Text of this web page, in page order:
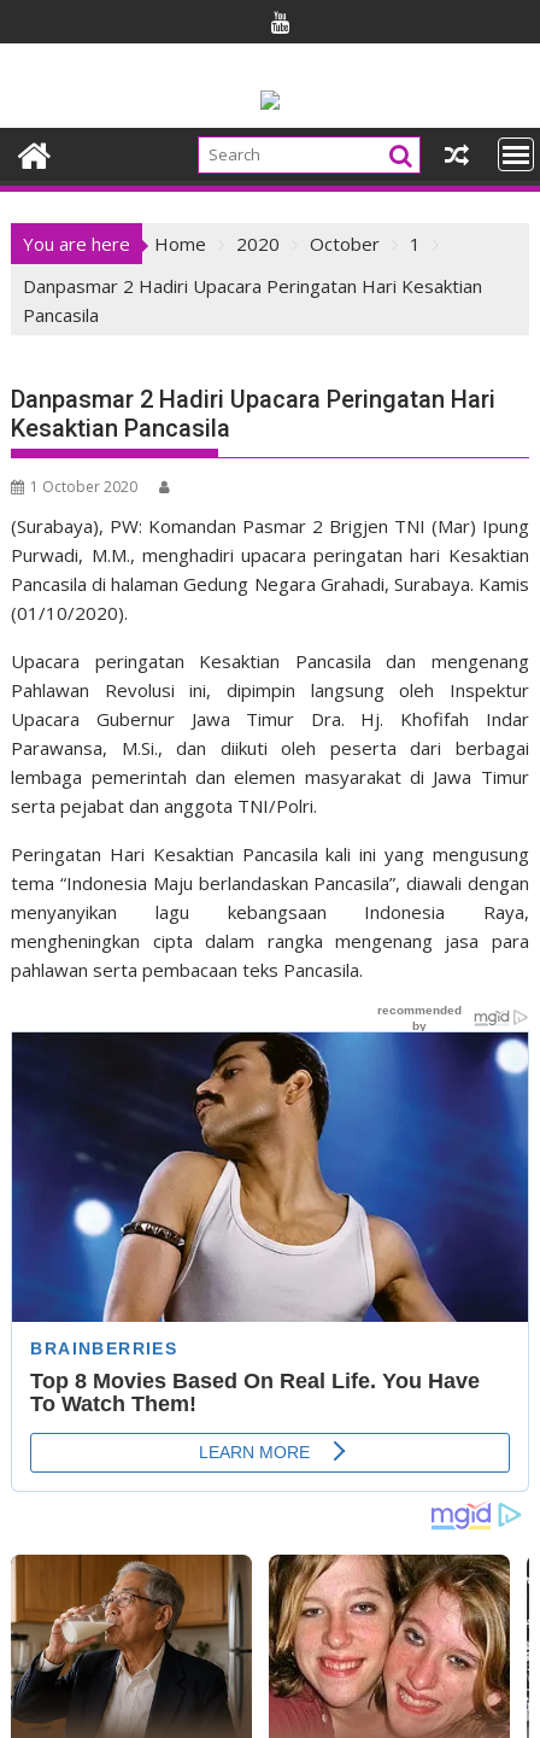
to
You are here Home 2020 October
1
Danpasmar 2 Hadiri Upacara Peringatan Hari Kesaktian
Pancasila
Danpasmar 2 Hadiri Upacara Peringatan Hari
Kesaktian Pancasila
1 October 2020
(Surabaya), PW: Komandan Pasmar 2 Brigjen TNI (Mar) Ipung
Purwadi, M.M., menghadiri upacara peringatan hari Kesaktian
Pancasila di halaman Gedung Negara Grahadi, Surabaya. Kamis
(01/10/2020).
Upacara peringatan Kesaktian Pancasila dan mengenang
Pahlawan Revolusi ini, dipimpin langsung oleh Inspektur
Upacara Gubernur Jawa Timur Dra. Hj. Khofifah Indar
Parawansa, M.Si., dan diikuti oleh peserta dari berbagai
lembaga pemerintah dan elemen masyarakat di Jawa Timur
serta pejabat dan anggota TNI/Polri.
Peringatan Hari Kesaktian Pancasila kali ini yang mengusung
tema “Indonesia Maju berlandaskan Pancasila”, diawali dengan
menyanyikan lagu kebangsaan Indonesia Raya,
mengheningkan cipta dalam rangka mengenang jasa para
pahlawan serta pembacaan teks Pancasila.